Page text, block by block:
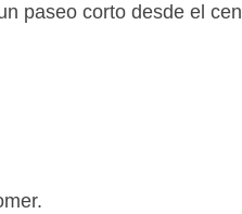
paseo corto desde el